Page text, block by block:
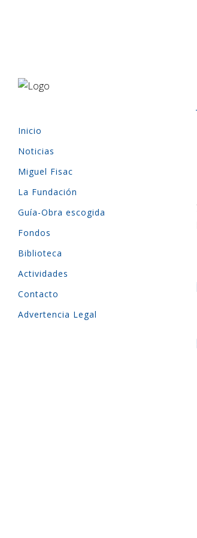
Inicio
Noticias
Miguel Fisac
La Fundación
Guía-Obra escogida
Fondos
Biblioteca
Actividades
Contacto
Advertencia Legal